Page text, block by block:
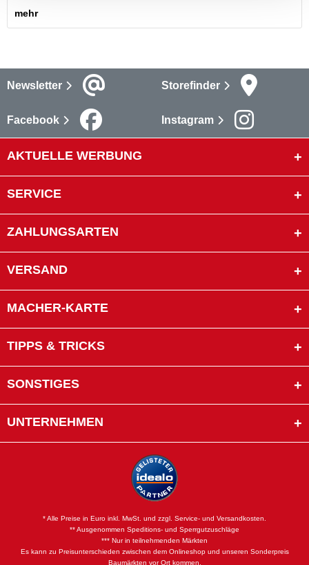
mehr
Newsletter Storefinder
Facebook Instagram
AKTUELLE WERBUNG
SERVICE
ZAHLUNGSARTEN
VERSAND
MACHER-KARTE
TIPPS & TRICKS
SONSTIGES
UNTERNEHMEN
* Alle Preise in Euro inkl. MwSt. und zzgl. Service- und Versandkosten.
** Ausgenommen Speditions- und Sperrgutzuschläge
*** Nur in teilnehmenden Märkten
Es kann zu Preisunterschieden zwischen dem Onlineshop und unseren Sonderpreis
Baumärkten vor Ort kommen.